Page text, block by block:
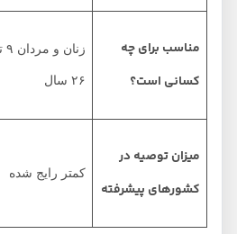
مناسب برای چه
کسانی است؟
زنان و مردان ۹ تا
میزان توصیه در
کشورهای پیشرفته
کمتر رایج شده